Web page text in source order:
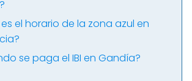
el horario de la zona azul en
se paga el IBI en Gandía?